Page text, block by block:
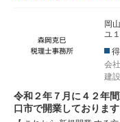
岡
ユ
会
建
令和２年７月に４２年
口市で開業しております